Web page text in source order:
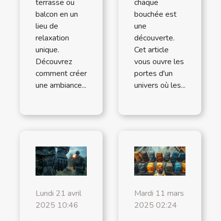
terrasse ou
balcon en un
lieu de
relaxation
unique.
Découvrez
comment créer
une ambiance...
chaque
bouchée est
une
découverte.
Cet article
vous ouvre les
portes d'un
univers où les...
Lundi 21 avril
2025 10:46
Mardi 11 mars
2025 02:24